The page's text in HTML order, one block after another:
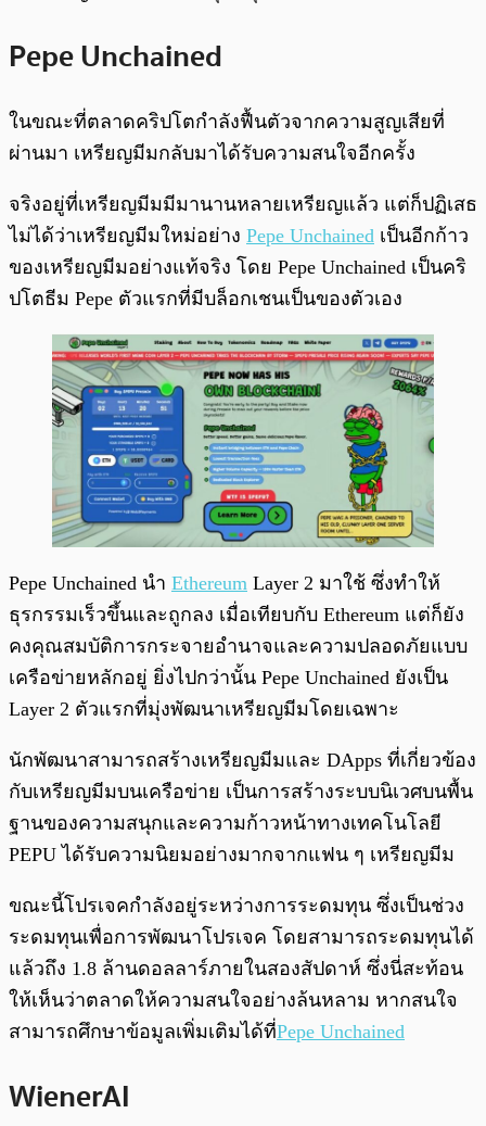
Pepe Unchained
ในขณะที่ตลาดคริปโตกำลังฟื้นตัวจากความสูญเสียที่
ผ่านมา เหรียญมีมกลับมาได้รับความสนใจอีกครั้ง
จริงอยู่ที่เหรียญมีมมีมานานหลายเหรียญแล้ว แต่ก็ปฏิเสธ
ไม่ได้ว่าเหรียญมีมใหม่อย่าง Pepe Unchained เป็นอีกก้าว
ของเหรียญมีมอย่างแท้จริง โดย Pepe Unchained เป็นคริ
ปโตธีม Pepe ตัวแรกที่มีบล็อกเชนเป็นของตัวเอง
Pepe Unchained นำ Ethereum Layer 2 มาใช้ ซึ่งทำให้
ธุรกรรมเร็วขึ้นและถูกลง เมื่อเทียบกับ Ethereum แต่ก็ยัง
คงคุณสมบัติการกระจายอำนาจและความปลอดภัยแบบ
เครือข่ายหลักอยู่ ยิ่งไปกว่านั้น Pepe Unchained ยังเป็น
Layer 2 ตัวแรกที่มุ่งพัฒนาเหรียญมีมโดยเฉพาะ
นักพัฒนาสามารถสร้างเหรียญมีมและ DApps ที่เกี่ยวข้อง
กับเหรียญมีมบนเครือข่าย เป็นการสร้างระบบนิเวศบนพื้น
ฐานของความสนุกและความก้าวหน้าทางเทคโนโลยี
PEPU ได้รับความนิยมอย่างมากจากแฟน ๆ เหรียญมีม
ขณะนี้โปรเจคกำลังอยู่ระหว่างการระดมทุน ซึ่งเป็นช่วง
ระดมทุนเพื่อการพัฒนาโปรเจค โดยสามารถระดมทุนได้
แล้วถึง 1.8 ล้านดอลลาร์ภายในสองสัปดาห์ ซึ่งนี่สะท้อน
ให้เห็นว่าตลาดให้ความสนใจอย่างล้นหลาม หากสนใจ
สามารถศึกษาข้อมูลเพิ่มเติมได้ที่Pepe Unchained
WienerAI